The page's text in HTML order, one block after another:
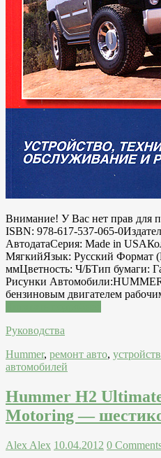
Внимание! У Вас нет прав для
ISBN: 978-617-537-065-
AвтодатаСерия: Made in
МягкийЯзык: Русский Формат
ммЦветность: Ч/БТип бумаги:
Рисунки
бензиновым двигателем
Руководства
Hummer, ремонт авто,
автомобилей
Hummer H2
Motoring —
Alex Alex 10.04.2012 0